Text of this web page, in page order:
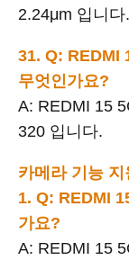
2.24μm 입니다.
31. Q: REDMI
무엇인가요?
A: REDMI 15
320 입니다.
카메라 기능 지
1. Q: REDMI
가요?
A: REDMI 15